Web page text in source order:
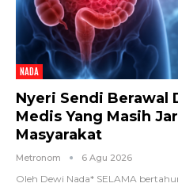
NADA
Nyeri Sendi Berawal
Medis Yang Masih
Masyarakat
Metronom 6 Agu 2026
Oleh Dewi Nada* SELAMA